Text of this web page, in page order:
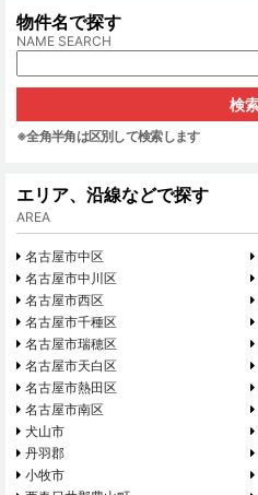
物件名で探す
NAME SEARCH
※全角半角は区別して検索します
エリア、沿線などで探す
AREA
名古屋市中区
名古屋市中川区
名古屋市西区
名古屋市千種区
名古屋市瑞穂区
名古屋市天白区
名古屋市熱田区
名古屋市南区
犬山市
丹羽郡
小牧市